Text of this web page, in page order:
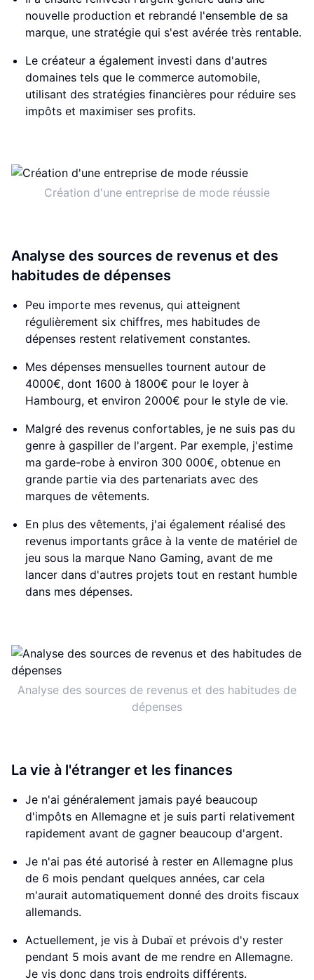
nouvelle production et rebrandé l'ensemble de sa
marque, une stratégie qui s'est avérée très rentable.
Le créateur a également investi dans d'autres
domaines tels que le commerce automobile,
utilisant des stratégies financières pour réduire ses
impôts et maximiser ses profits.
Création d'une entreprise de mode réussie
Analyse des sources de revenus et des
habitudes de dépenses
Peu importe mes revenus, qui atteignent
régulièrement six chiffres, mes habitudes de
dépenses restent relativement constantes.
Mes dépenses mensuelles tournent autour de
4000€, dont 1600 à 1800€ pour le loyer à
Hambourg, et environ 2000€ pour le style de vie.
Malgré des revenus confortables, je ne suis pas du
genre à gaspiller de l'argent. Par exemple, j'estime
ma garde-robe à environ 300 000€, obtenue en
grande partie via des partenariats avec des
marques de vêtements.
En plus des vêtements, j'ai également réalisé des
revenus importants grâce à la vente de matériel de
jeu sous la marque Nano Gaming, avant de me
lancer dans d'autres projets tout en restant humble
dans mes dépenses.
Analyse des sources de revenus et des habitudes de
dépenses
La vie à l'étranger et les finances
Je n'ai généralement jamais payé beaucoup
d'impôts en Allemagne et je suis parti relativement
rapidement avant de gagner beaucoup d'argent.
Je n'ai pas été autorisé à rester en Allemagne plus
de 6 mois pendant quelques années, car cela
m'aurait automatiquement donné des droits fiscaux
allemands.
Actuellement, je vis à Dubaï et prévois d'y rester
pendant 5 mois avant de me rendre en Allemagne.
Je vis donc dans trois endroits différents.